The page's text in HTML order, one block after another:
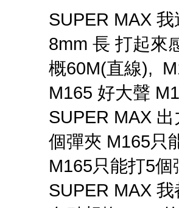
SUPER MAX
8mm 長 打起來
概60M(直線),
M165 好大聲
SUPER MAX
個彈夾 M165只
M165只能打5個
SUPER MAX